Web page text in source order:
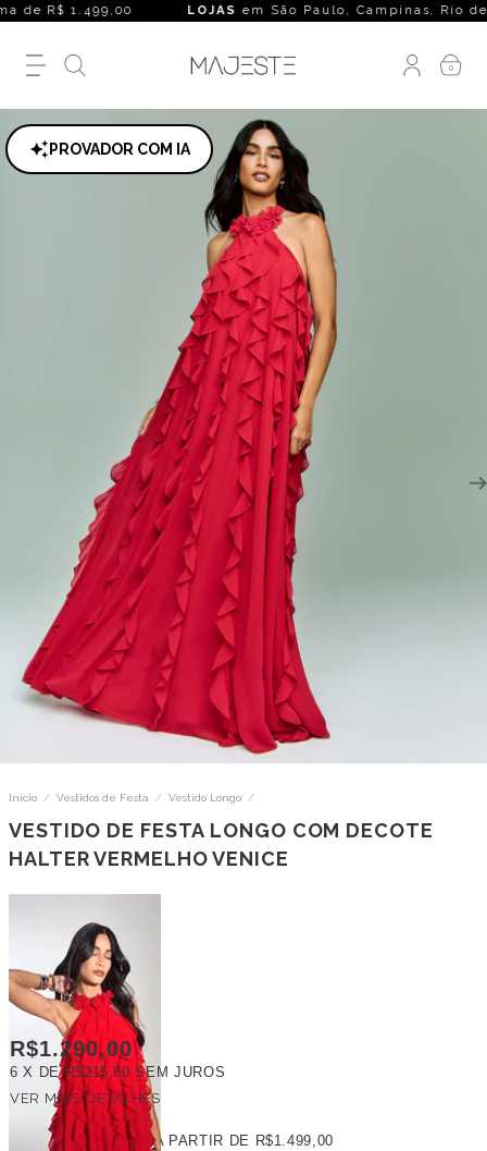
R$ 1.499,00 LOJASem São Paulo, Campinas, Rio de
0
PROVADOR COM IA
Início / Vestidos de Festa / Vestido Longo /
VESTIDO DE FESTA LONGO COM DECOTE
HALTER VERMELHO VENICE
R$1.290,00
6 X DER$215,00 SEM JUROS
VER MAIS DETALHES
FRETE GRÁTISA PARTIR DE R$1.499,00